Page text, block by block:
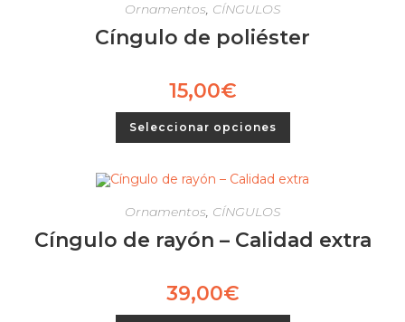
Ornamentos, CÍNGULOS
Cíngulo de poliéster
15,00€
Seleccionar opciones
Ornamentos, CÍNGULOS
Cíngulo de rayón – Calidad extra
39,00€